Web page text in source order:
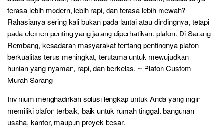
terasa lebih modern, lebih rapi, dan terasa lebih mewah?
Rahasianya sering kali bukan pada lantai atau dindingnya, tetapi
pada elemen penting yang jarang diperhatikan: plafon. Di Sarang
Rembang, kesadaran masyarakat tentang pentingnya plafon
berkualitas terus meningkat, terutama untuk mewujudkan
hunian yang nyaman, rapi, dan berkelas. ~ Plafon Custom
Murah Sarang
Invinium menghadirkan solusi lengkap untuk Anda yang ingin
memiliki plafon terbaik, baik untuk rumah tinggal, bangunan
usaha, kantor, maupun proyek besar.